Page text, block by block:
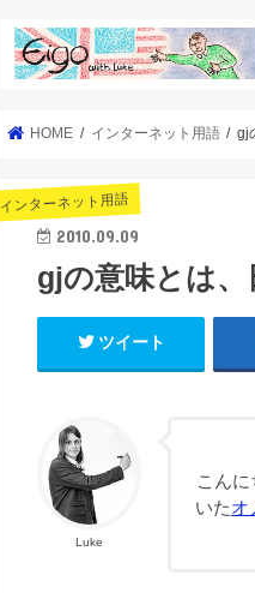
HOME インターネット用語 gj
インターネット用語
2010.09.09
gjの意味とは、
ツイート
Luke
こん
いたオ